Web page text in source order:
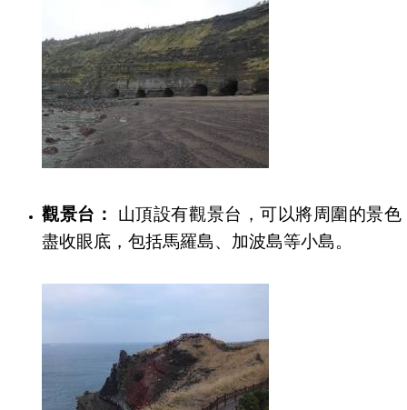
觀景台：
山頂設有觀景台，可以將周圍的景色
盡收眼底，包括馬羅島、加波島等小島。